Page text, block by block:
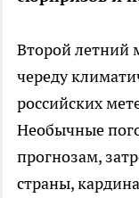
Второй летний
череду
российских
Необычные
прогнозам,
страны,